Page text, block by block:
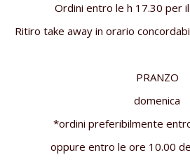
Ordini entro le h 17.30 per
Ritiro take away in orario
PRANZO
domenica
*ordini preferibilmente
oppure entro le ore 10.00